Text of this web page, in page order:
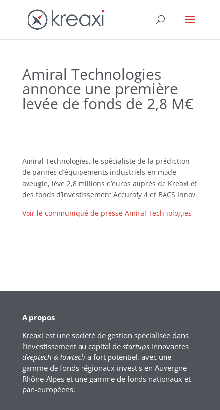
Amiral Technologies
annonce une première
levée de fonds de 2,8 M€
Amiral Technologies, le spécialiste de la prédiction
de pannes d’équipements industriels en mode
aveugle, lève 2,8 millions d’euros auprès de Kreaxi et
des fonds d’investissement Accurafy 4 et BACS Innov.
Voir le communiqué de presse Amiral Technologies
A propos
Kreaxi est une société de gestion spécialisée dans
l’investissement au capital de startupsinnovantes
deeptech & lowtech à fort potentiel, avec une
gamme de fonds régionaux investis en Auvergne
Rhône-Alpes et une gamme de fonds nationaux et
pan-européens.